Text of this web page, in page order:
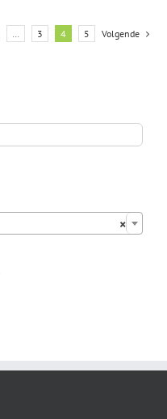
… 3 4 5 Volgende
×